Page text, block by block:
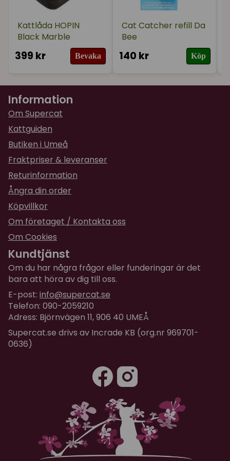
Sara
för 2 år sedan
★★★
Kattlåda HOPIN
Black Marble
399 kr Bevaka
Cat Catcher refill Da
Bee
140 kr Köp
Information
Om Supercat
Kattguiden
Butiken i Umeå
Fraktpriser & leveranser
Returinformation
Ångra din order
Köpvillkor
Om företaget / Kontakta oss
Om Cookies
Kundtjänst
Om du har några frågor eller funderingar är det
bara att höra av dig till oss.
E-post: info@supercat.se
Telefon: 090-2059210
Adress: Björnvägen 11, 906 40 UMEÅ
Supercat.se drivs av Incrade KB (org.nr 969701-
0636)